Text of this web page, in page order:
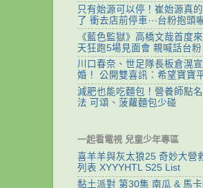
只有始源可以停！崔始源真
了 衝去店前停車⋯台粉抱頭
《藍色監獄》高橋文哉首度
天狂跑5場見面會 親喊話台粉
川口春奈、世足隊長板倉滉
婚！ 公開雙喜訊：希望寶寶
減肥也能吃麵包！營養師點
法 可頌、菠蘿麵包少碰
一起看電視 兒童少年專區
喜羊羊與灰太狼25 奇妙大營
列表 XYYYHTL S25 List
黏土派對 第30集 南瓜 & 馬